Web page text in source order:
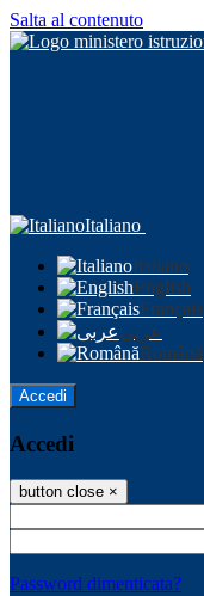
Salta al contenuto
Italiano
Italiano
English
Français
عربى
Română
Accedi
Accedi
button close ×
Password dimenticata?